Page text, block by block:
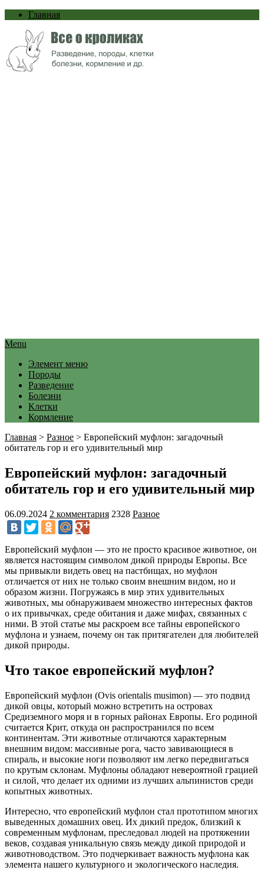
Главная
Menu
Элемент меню
Породы
Разведение
Болезни
Клетки
Кормление
Главная > Разное > Европейский муфлон: загадочный
обитатель гор и его удивительный мир
Европейский муфлон: загадочный
обитатель гор и его удивительный мир
06.09.2024 2 комментария 2328 Разное
Европейский муфлон — это не просто красивое животное, он
является настоящим символом дикой природы Европы. Все
мы привыкли видеть овец на пастбищах, но муфлон
отличается от них не только своим внешним видом, но и
образом жизни. Погружаясь в мир этих удивительных
животных, мы обнаруживаем множество интересных фактов
о их привычках, среде обитания и даже мифах, связанных с
ними. В этой статье мы раскроем все тайны европейского
муфлона и узнаем, почему он так притягателен для любителей
дикой природы.
Что такое европейский муфлон?
Европейский муфлон (Ovis orientalis musimon) — это подвид
дикой овцы, который можно встретить на островах
Средиземного моря и в горных районах Европы. Его родиной
считается Крит, откуда он распространился по всем
континентам. Эти животные отличаются характерным
внешним видом: массивные рога, часто завивающиеся в
спираль, и высокие ноги позволяют им легко передвигаться
по крутым склонам. Муфлоны обладают невероятной грацией
и силой, что делает их одними из лучших альпинистов среди
копытных животных.
Интересно, что европейский муфлон стал прототипом многих
выведенных домашних овец. Их дикий предок, близкий к
современным муфлонам, преследовал людей на протяжении
веков, создавая уникальную связь между дикой природой и
животноводством. Это подчеркивает важность муфлона как
элемента нашего культурного и экологического наследия.